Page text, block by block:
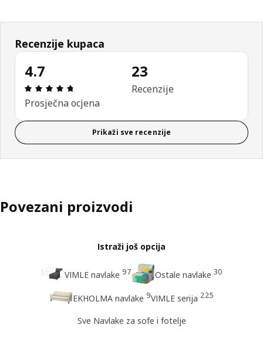
Recenzije kupaca
4.7
Ocjena i recenzija: 4.7 od 5 zvjezdica. Ukupno
Prosječna ocjena
23
Recenzije
Prikaži sve recenzije
Povezani proizvodi
Istraži još opcija
VIMLE navlake 97 Ostale navlake 30
EKHOLMA navlake 9VIMLE serija 225
Sve Navlake za sofe i fotelje